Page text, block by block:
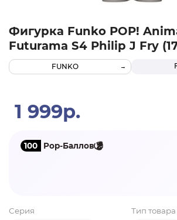
Фигурка Funko POP!
Futurama S4 Philip J Fry
FUNKO
1 999р.
100 Pop-Баллов
Серия Тип товара